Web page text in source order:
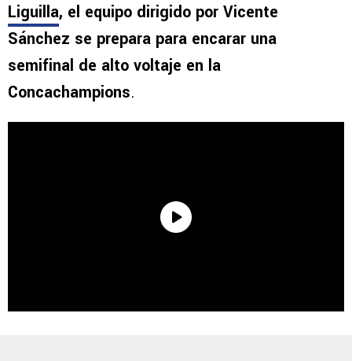
Liguilla, el equipo dirigido por Vicente
Sánchez se prepara para encarar una
semifinal de alto voltaje en la
Concachampions.